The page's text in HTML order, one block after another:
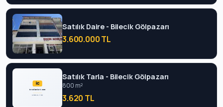
Satılık Daire - Bilecik Gölpazarı
3.600.000 TL
Satılık Tarla - Bilecik Gölpazarı
800 m²
3.620 TL